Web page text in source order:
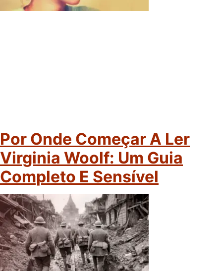
Por Onde Começar A Ler
Virginia Woolf: Um Guia
Completo E Sensível